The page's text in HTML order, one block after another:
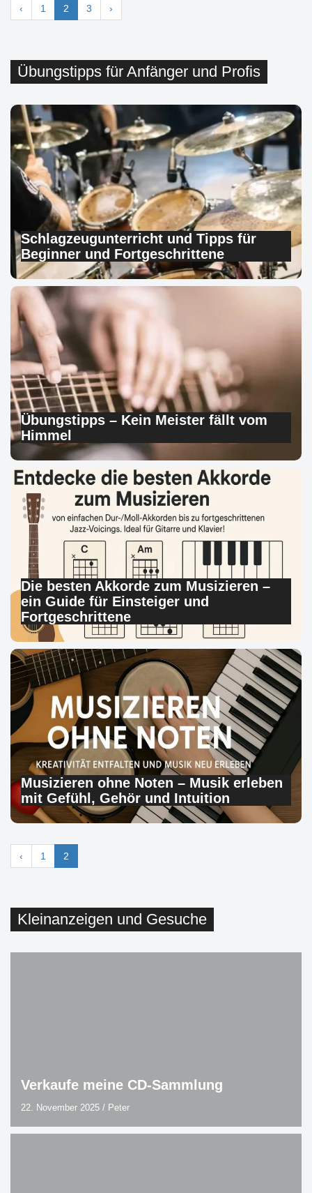
‹ 1 2 3 ›
Übungstipps für Anfänger und Profis
Schlagzeugunterricht und Tipps für
Beginner und Fortgeschrittene
Übungstipps – Kein Meister fällt vom
Himmel
Die besten Akkorde zum Musizieren –
ein Guide für Einsteiger und
Fortgeschrittene
Musizieren ohne Noten – Musik erleben
mit Gefühl, Gehör und Intuition
‹ 1 2
Kleinanzeigen und Gesuche
Verkaufe meine CD-Sammlung
22. November 2025 / Peter